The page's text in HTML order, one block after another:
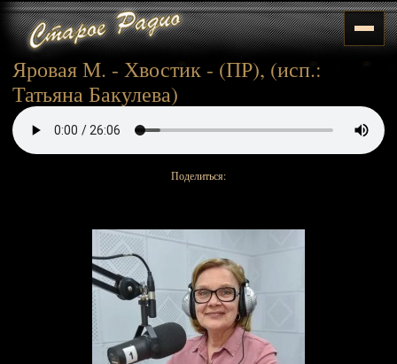
Яровая М. - Хвостик - (ПР), (исп.:
Татьяна Бакулева)
Поделиться: